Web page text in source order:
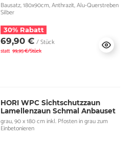
Bausatz, 180x90cm, Anthrazit, Alu-Querstreben
Silber
30% Rabatt
69,90 € / Stück
statt 99,95 €/Stück
HORI WPC Sichtschutzzaun
Lamellenzaun Schmal Anbauset
grau, 90 x 180 cm inkl. Pfosten in grau zum
Einbetonieren